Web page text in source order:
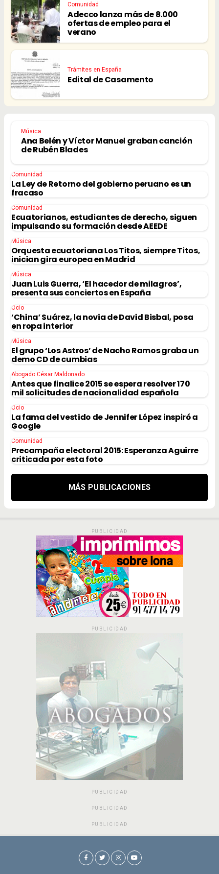
Comunidad
Adecco lanza más de 8.000
ofertas de empleo para el
verano
Trámites en España
Edital de Casamento
Música
Ana Belén y Víctor Manuel graban canción
de Rubén Blades
Comunidad
La Ley de Retorno del gobierno peruano es un
fracaso
Comunidad
Ecuatorianos, estudiantes de derecho, siguen
impulsando su formación desde AEEDE
Música
Orquesta ecuatoriana Los Titos, siempre Titos,
inician gira europea en Madrid
Música
Juan Luis Guerra, ‘El hacedor de milagros’,
presenta sus conciertos en España
Ocio
‘China’ Suárez, la novia de David Bisbal, posa
en ropa interior
Música
El grupo ‘Los Astros’ de Nacho Ramos graba un
demo CD de cumbias
Abogado César Maldonado
Antes que finalice 2015 se espera resolver 170
mil solicitudes de nacionalidad española
Ocio
La fama del vestido de Jennifer López inspiró a
Google
Comunidad
Precampaña electoral 2015: Esperanza Aguirre
criticada por esta foto
MÁS PUBLICACIONES
PUBLICIDAD
PUBLICIDAD
PUBLICIDAD
PUBLICIDAD
PUBLICIDAD